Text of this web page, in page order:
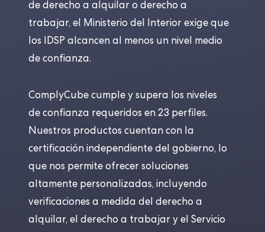
de derecho a alquilar o derecho a
trabajar, el Ministerio del Interior exige que
los IDSP alcancen al menos un nivel medio
de confianza.
ComplyCube cumple y supera los niveles
de confianza requeridos en 23 perfiles.
Nuestros productos cuentan con la
certificación independiente del gobierno, lo
que nos permite ofrecer soluciones
altamente personalizadas, incluyendo
verificaciones a medida del derecho a
alquilar, el derecho a trabajar y el Servicio